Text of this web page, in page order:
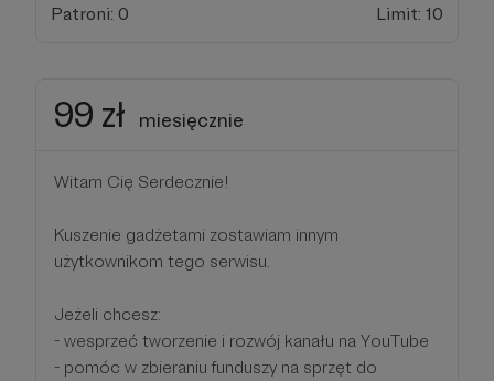
Patroni: 0 Limit: 10
99 zł miesięcznie
Witam Cię Serdecznie!
Kuszenie gadżetami zostawiam innym
użytkownikom tego serwisu.
Jeżeli chcesz:
- wesprzeć tworzenie i rozwój kanału na YouTube
- pomóc w zbieraniu funduszy na sprzęt do